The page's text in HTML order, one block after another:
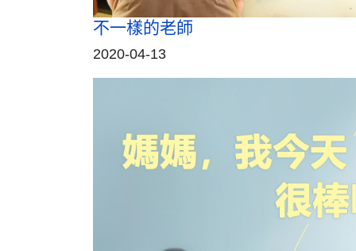
不一樣的老師
2020-04-13